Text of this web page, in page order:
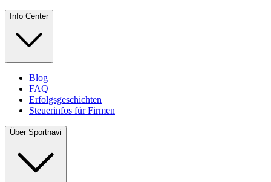
Info Center
Blog
FAQ
Erfolgsgeschichten
Steuerinfos für Firmen
Über Sportnavi